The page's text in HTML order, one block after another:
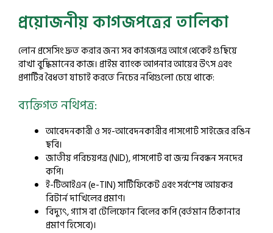
প্রয়োজনীয় কাগজপত্রের তালিকা
লোন প্রসেসিং দ্রুত করার জন্য সব কাগজপত্র আগে থেকেই গুছিয়ে
রাখা বুদ্ধিমানের কাজ। প্রাইম ব্যাংক আপনার আয়ের উৎস এবং
প্রপার্টির বৈধতা যাচাই করতে নিচের নথিগুলো চেয়ে থাকে:
ব্যক্তিগত নথিপত্র:
আবেদনকারী ও সহ-আবেদনকারীর পাসপোর্ট সাইজের রঙিন
ছবি।
জাতীয় পরিচয়পত্র (NID), পাসপোর্ট বা জন্ম নিবন্ধন সনদের
কপি।
ই-টিআইএন (e-TIN) সার্টিফিকেট এবং সর্বশেষ আয়কর
রিটার্ন দাখিলের প্রমাণ।
বিদ্যুৎ, গ্যাস বা টেলিফোন বিলের কপি (বর্তমান ঠিকানার
প্রমাণ হিসেবে)।